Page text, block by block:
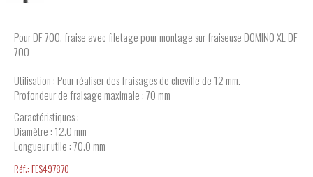
Pour DF 700, fraise avec filetage pour montage sur fraiseuse DOMINO XL DF
700
Utilisation : Pour réaliser des fraisages de cheville de 12 mm.
Profondeur de fraisage maximale : 70 mm
Caractéristiques :
Diamètre : 12.0 mm
Longueur utile : 70.0 mm
Réf.: FES497870